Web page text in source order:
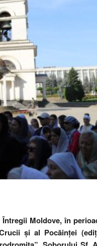
Moldove, în
și al Pocăinței